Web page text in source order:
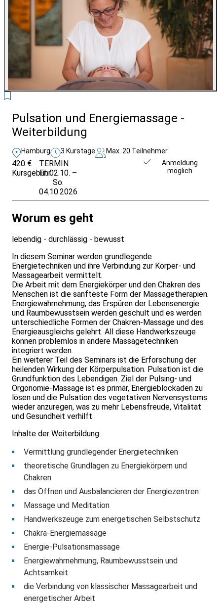
Pulsation und Energiemassage -
Weiterbildung
Hamburg 3 Kurstage Max. 20 Teilnehmer
420 €
Kursgebühr
TERMIN
Fr. 02.10. –
So.
04.10.2026
Anmeldung
möglich
Worum es geht
lebendig - durchlässig - bewusst
In diesem Seminar werden grundlegende
Energietechniken und ihre Verbindung zur Körper- und
Massagearbeit vermittelt.
Die Arbeit mit dem Energiekörper und den Chakren des
Menschen ist die sanfteste Form der Massagetherapien.
Energiewahrnehmung, das Erspüren der Lebensenergie
und Raumbewusstsein werden geschult und es werden
unterschiedliche Formen der Chakren-Massage und des
Energieausgleichs gelehrt. All diese Handwerkszeuge
können problemlos in andere Massagetechniken
integriert werden.
Ein weiterer Teil des Seminars ist die Erforschung der
heilenden Wirkung der Körperpulsation. Pulsation ist die
Grundfunktion des Lebendigen. Ziel der Pulsing- und
Orgonomie-Massage ist es primär, Energieblockaden zu
lösen und die Pulsation des vegetativen Nervensystems
wieder anzuregen, was zu mehr Lebensfreude, Vitalität
und Gesundheit verhilft.
Inhalte der Weiterbildung:
Vermittlung grundlegender Energietechniken
theoretische Grundlagen zu Energiekörpern und
Chakren
das Öffnen und Ausbalancieren der Energiezentren
Massage und Meditation
Handwerkszeuge zum energetischen Selbstschutz
Chakra-Energiemassage
Energie-Pulsationsmassage
Energiewahrnehmung, Raumbewusstsein und
Achtsamkeit
die Verbindung von klassischer Massagearbeit und
energetischer Arbeit